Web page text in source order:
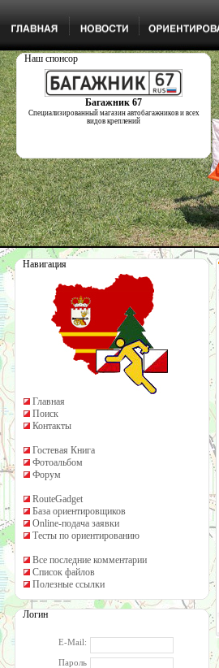
Наш спонсор
Багажник 67
Специализированный магазин автобагажников и всех
видов креплений
Навигация
Главная
Поиск
Контакты
Гостевая Книга
Фотоальбом
Форум
RouteGadget
База ориентировщиков
Online-подача заявки
Тесты по ориентированию
Все последние комментарии
Список файлов
Полезные ссылки
Логин
E-Mail:
Пароль